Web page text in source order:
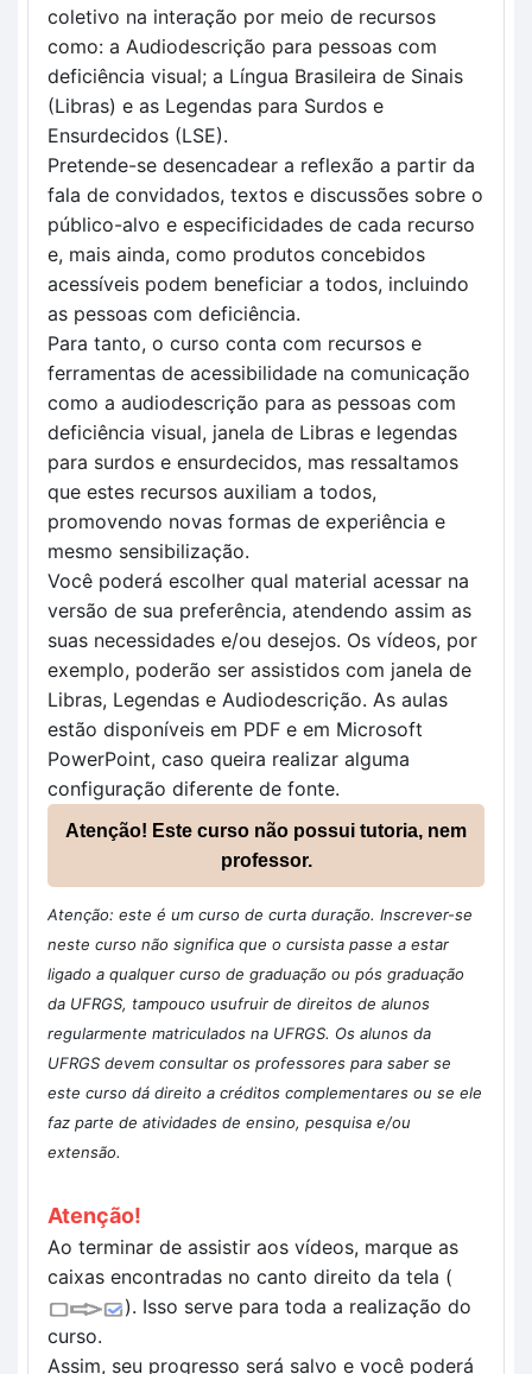
coletivo na interação por meio de recursos
como: a Audiodescrição para pessoas com
deficiência visual; a Língua Brasileira de Sinais
(Libras) e as Legendas para Surdos e
Ensurdecidos (LSE).
Pretende-se desencadear a reflexão a partir da
fala de convidados, textos e discussões sobre o
público-alvo e especificidades de cada recurso
e, mais ainda, como produtos concebidos
acessíveis podem beneficiar a todos, incluindo
as pessoas com deficiência.
Para tanto, o curso conta com recursos e
ferramentas de acessibilidade na comunicação
como a audiodescrição para as pessoas com
deficiência visual, janela de Libras e legendas
para surdos e ensurdecidos, mas ressaltamos
que estes recursos auxiliam a todos,
promovendo novas formas de experiência e
mesmo sensibilização.
Você poderá escolher qual material acessar na
versão de sua preferência, atendendo assim as
suas necessidades e/ou desejos. Os vídeos, por
exemplo, poderão ser assistidos com janela de
Libras, Legendas e Audiodescrição. As aulas
estão disponíveis em PDF e em Microsoft
PowerPoint, caso queira realizar alguma
configuração diferente de fonte.
Atenção! Este curso não possui tutoria, nem
professor.
Atenção: este é um curso de curta duração. Inscrever-se
neste curso não significa que o cursista passe a estar
ligado a qualquer curso de graduação ou pós graduação
da UFRGS, tampouco usufruir de direitos de alunos
regularmente matriculados na UFRGS. Os alunos da
UFRGS devem consultar os professores para saber se
este curso dá direito a créditos complementares ou se ele
faz parte de atividades de ensino, pesquisa e/ou
extensão.
Atenção!
Ao terminar de assistir aos vídeos, marque as
caixas encontradas no canto direito da tela (
). Isso serve para toda a realização do
curso.
Assim, seu progresso será salvo e você poderá